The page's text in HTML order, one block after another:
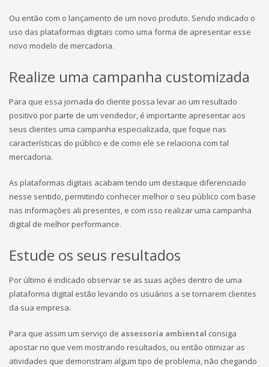
Ou então com o lançamento de um novo produto. Sendo indicado o
uso das plataformas digitais como uma forma de apresentar esse
novo modelo de mercadoria.
Realize uma campanha customizada
Para que essa jornada do cliente possa levar ao um resultado
positivo por parte de um vendedor, é importante apresentar aos
seus clientes uma campanha especializada, que foque nas
características do público e de como ele se relaciona com tal
mercadoria.
As plataformas digitais acabam tendo um destaque diferenciado
nesse sentido, permitindo conhecer melhor o seu público com base
nas informações ali presentes, e com isso realizar uma campanha
digital de melhor performance.
Estude os seus resultados
Por último é indicado observar se as suas ações dentro de uma
plataforma digital estão levando os usuários a se tornarem clientes
da sua empresa.
Para que assim um serviço de assessoria ambiental consiga
apostar no que vem mostrando resultados, ou então otimizar as
atividades que demonstram algum tipo de problema, não chegando